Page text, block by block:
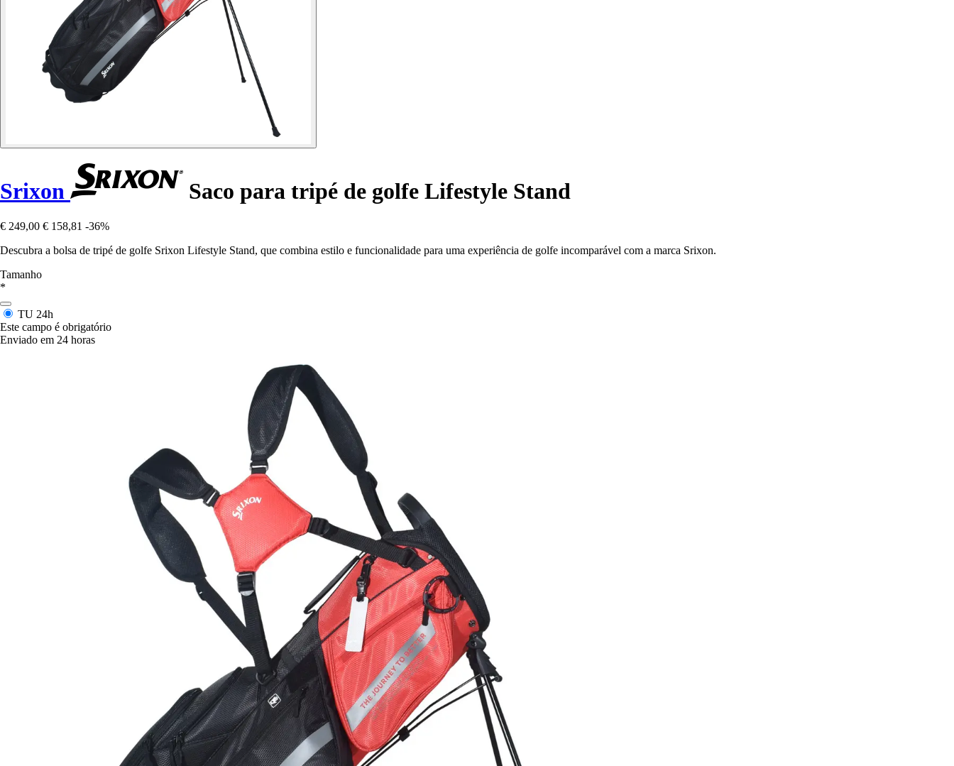
Srixon Saco para tripé de golfe Lifestyle Stand
€ 249,00 € 158,81 -36%
Descubra a bolsa de tripé de golfe Srixon Lifestyle Stand, que combina estilo e funcionalidade para uma experiência de golfe incomparável com a marca Srixon.
Tamanho
*
TU 24h
Este campo é obrigatório
Enviado em 24 horas